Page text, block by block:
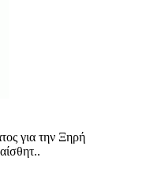
για την Ξηρή